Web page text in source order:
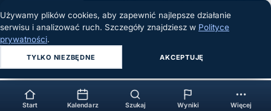
ZGŁOŚ TEMAT
© 2026 Żeglarski.info. Wszelkie prawa zastrzeżone.
Używamy plików cookies, aby zapewnić najlepsze działanie
serwisu i analizować ruch. Szczegóły znajdziesz w Polityce
prywatności.
TYLKO NIEZBĘDNE AKCEPTUJĘ
Start Kalendarz Szukaj Wyniki Więcej